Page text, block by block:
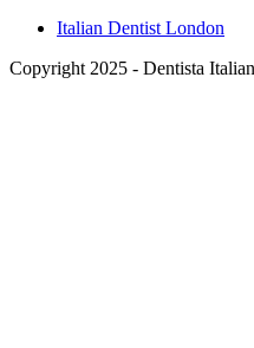
Italian Dentist London
Copyright 2025 - Dentista